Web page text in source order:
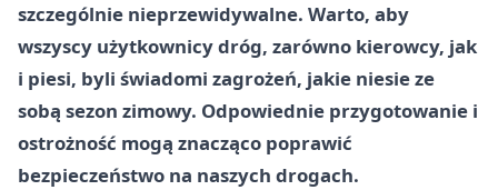
szczególnie nieprzewidywalne. Warto, aby
wszyscy użytkownicy dróg, zarówno kierowcy, jak
i piesi, byli świadomi zagrożeń, jakie niesie ze
sobą sezon zimowy. Odpowiednie przygotowanie i
ostrożność mogą znacząco poprawić
bezpieczeństwo na naszych drogach.